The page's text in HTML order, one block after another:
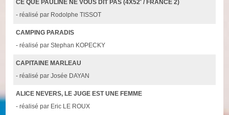
CE QUE PAULINE NE VOUS DIT PAS (4X52' / FRANCE 2)
- réalisé par Rodolphe TISSOT
CAMPING PARADIS
- réalisé par Stephan KOPECKY
CAPITAINE MARLEAU
- réalisé par Josée DAYAN
ALICE NEVERS, LE JUGE EST UNE FEMME
- réalisé par Eric LE ROUX